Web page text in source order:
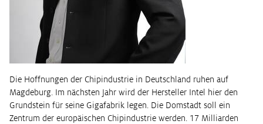
Die Hoffnungen der Chipindustrie in Deutschland ruhen auf
Magdeburg. Im nächsten Jahr wird der Hersteller Intel hier den
Grundstein für seine Gigafabrik legen. Die Domstadt soll ein
Zentrum der europäischen Chipindustrie werden. 17 Milliarden